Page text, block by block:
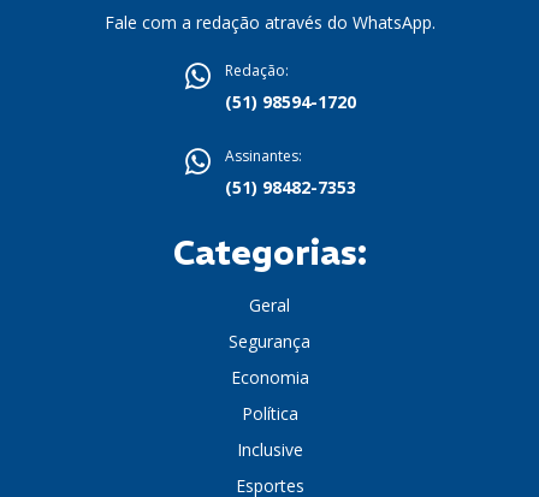
Fale com a redação através do WhatsApp.
Redação:
(51) 98594-1720
Assinantes:
(51) 98482-7353
Categorias:
Geral
Segurança
Economia
Política
Inclusive
Esportes